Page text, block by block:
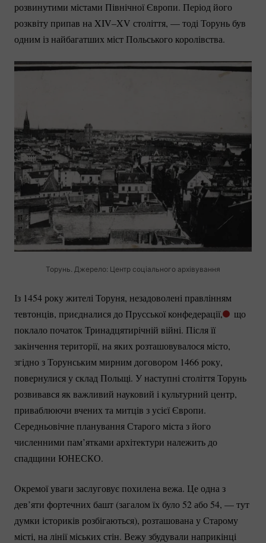
розвинутими містами Північної Європи. Період його
розквіту припав на XIV–XV століття, — тоді Торунь був
одним із найбагатших міст Польського королівства.
Торунь. Джерело: Центр соціального архівування
Із 1454 року жителі Торуня, незадоволені правлінням
тевтонців, приєдналися до Прусської конфедерації,
що
поклало початок Тринадцятирічній війні. Після її
закінчення території, на яких розташовувалося місто,
згідно з Торунським мирним договором 1466 року,
повернулися у склад Польщі. У наступні століття Торунь
розвивався як важливий науковий і культурний центр,
приваблюючи вчених та митців з усієї Європи.
Середньовічне планування Старого міста з його
численними пам’ятками архітектури належить до
спадщини ЮНЕСКО.
Окремої уваги заслуговує похилена вежа. Це одна з
дев’яти фортечних башт (загалом їх було 52 або 54, — тут
думки істориків розбігаються), розташована у Старому
місті, на лінії міських стін. Вежу збудували наприкінці